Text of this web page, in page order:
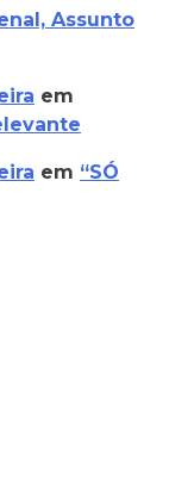
Assunto
em
em “SÓ